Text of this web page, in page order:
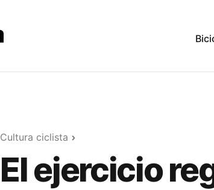
Cultura ciclista
El ejercicio